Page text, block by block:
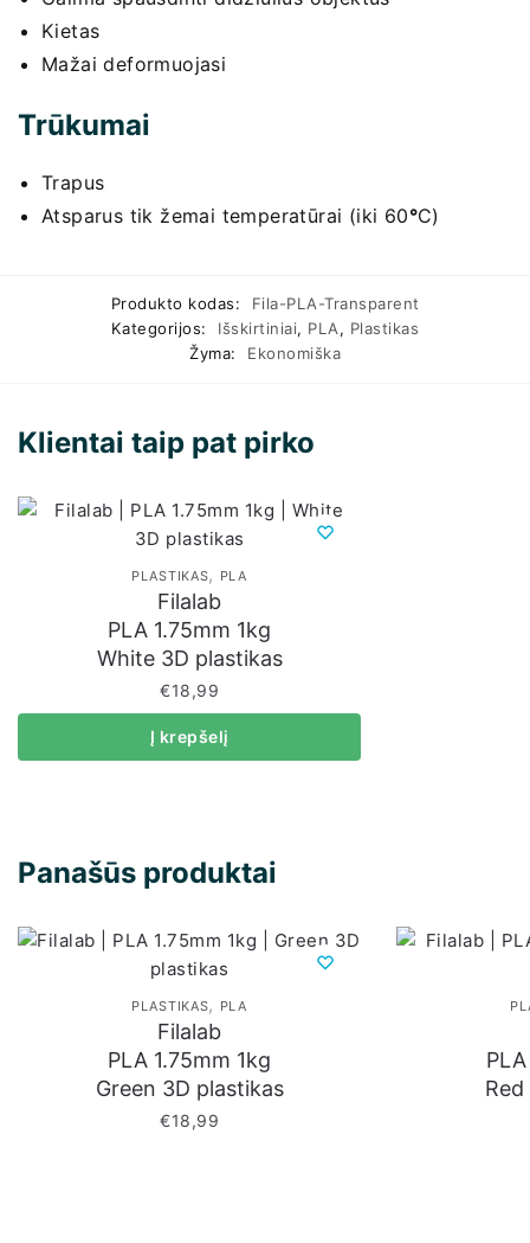
Kietas
Mažai deformuojasi
Trūkumai
Trapus
Atsparus tik žemai temperatūrai (iki 60°C)
Produkto kodas:
Fila-PLA-Transparent
Kategorijos:
Išskirtiniai, PLA, Plastikas
Žyma:
Ekonomiška
Klientai taip pat pirko
PLASTIKAS, PLA
Filalab
PLA 1.75mm 1kg
White 3D plastikas
€18,99
Į krepšelį
Panašūs produktai
PLASTIKAS, PLA
Filalab
PLA 1.75mm 1kg
Green 3D plastikas
€18,99